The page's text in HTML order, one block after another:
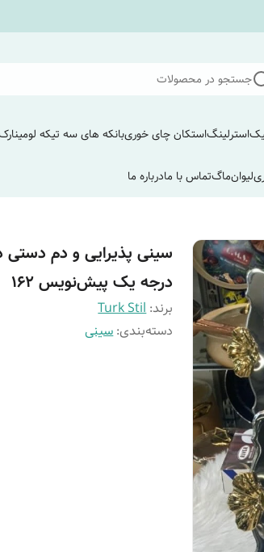
جستجو در محصولات
استرلینگاستکان چای خوریبانکه های سه تیکه
لیوانماگتماس با مادرباره ما
سینی پذیرایی و دم دستی
درجه یک پیش‌نویس ۱۶۲
برند:Turk Stil
دسته‌بندی:سینی